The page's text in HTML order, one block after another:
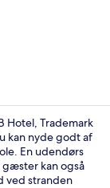
Hotel, Trademark
kan nyde godt af
En udendørs
kan også
ved stranden